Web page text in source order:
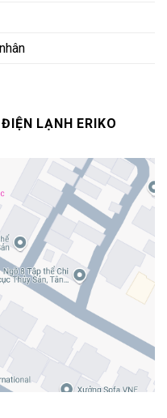
LẠNH ERIKO